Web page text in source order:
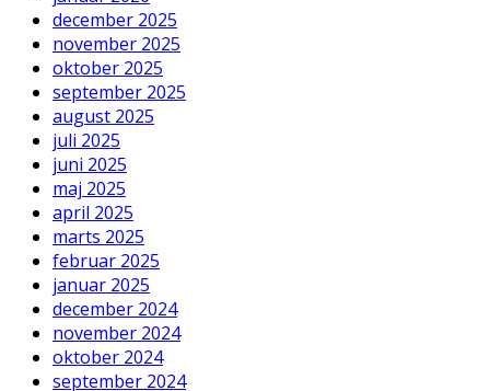
december 2025
november 2025
oktober 2025
september 2025
august 2025
juli 2025
juni 2025
maj 2025
april 2025
marts 2025
februar 2025
januar 2025
december 2024
november 2024
oktober 2024
september 2024